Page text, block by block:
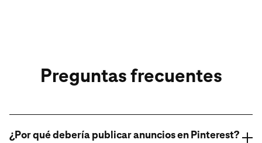
Preguntas frecuentes
¿Por qué debería publicar anuncios en Pinterest?